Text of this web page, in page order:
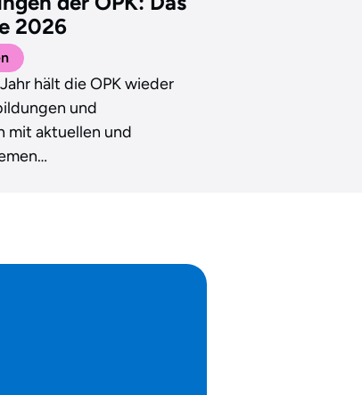
2026
hält die OPK wieder
und
mit aktuellen und